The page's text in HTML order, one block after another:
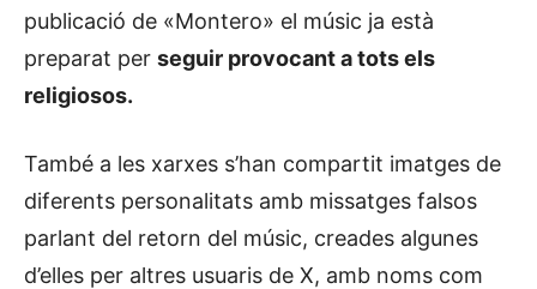
publicació de «Montero» el músic ja està
preparat per seguir provocant a tots els
religiosos.
També a les xarxes s’han compartit imatges de
diferents personalitats amb missatges falsos
parlant del retorn del músic, creades algunes
d’elles per altres usuaris de X, amb noms com